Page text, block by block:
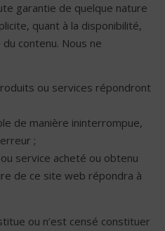
garantie de quelque nature
quant à la disponibilité,
du contenu. Nous ne
ou services répondront
de manière ininterrompue,
;
service acheté ou obtenu
de ce site web répondra à
ou n’est censé constituer